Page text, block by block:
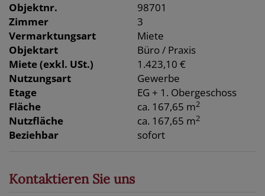
Objektnr.
98701
Zimmer
3
Vermarktungsart
Miete
Objektart
Büro / Praxis
Miete (exkl. USt.)
1.423,10 €
Nutzungsart
Gewerbe
Etage
EG + 1. Obergeschoss
Fläche
ca. 167,65 m2
Nutzfläche ca. 167,65 m2
Beziehbar sofort
Kontaktieren Sie uns